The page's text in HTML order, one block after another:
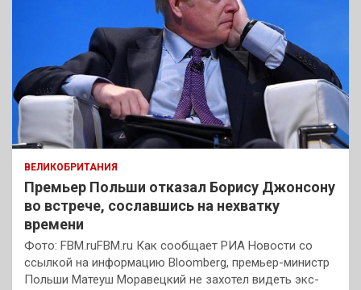
ВЕЛИКОБРИТАНИЯ
Премьер Польши отказал Борису Джонсону
во встрече, сославшись на нехватку
времени
Фото: FBM.ruFBM.ru Как сообщает РИА Новости со
ссылкой на информацию Bloomberg, премьер-министр
Польши Матеуш Моравецкий не захотел видеть экс-